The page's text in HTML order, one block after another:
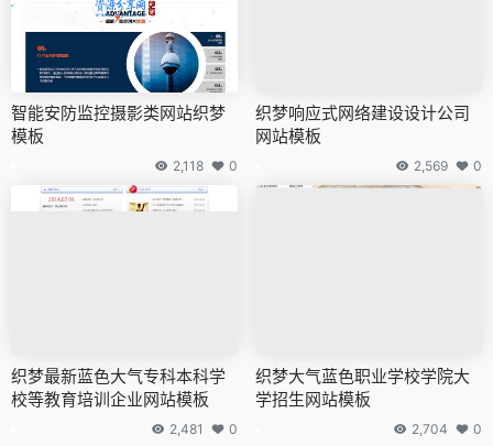
智能安防监控摄影类网站织梦
模板
2,118 0
织梦响应式网络建设设计公司
网站模板
2,569 0
织梦最新蓝色大气专科本科学
校等教育培训企业网站模板
2,481 0
织梦大气蓝色职业学校学院大
学招生网站模板
2,704 0